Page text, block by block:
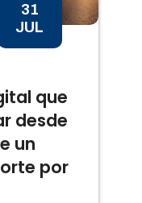
que
desde
un
por
31
JUL